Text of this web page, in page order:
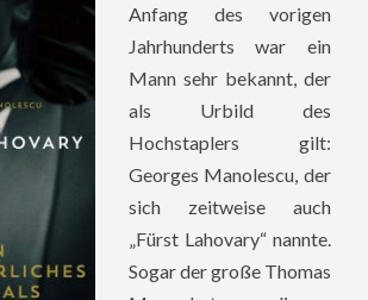
Anfang des vorigen
Jahrhunderts war ein
Mann sehr bekannt, der
als Urbild des
Hochstaplers gilt:
Georges Manolescu, der
sich zeitweise auch
„Fürst Lahovary“ nannte.
Sogar der große Thomas